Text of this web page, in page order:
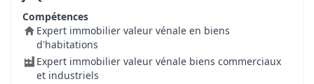
Compétences
Expert immobilier valeur vénale en biens
d'habitations
Expert immobilier valeur vénale biens commerciaux
et industriels